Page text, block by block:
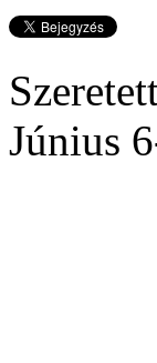
Június